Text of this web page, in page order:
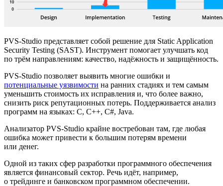
PVS‑Studio представляет собой решение для Static Application
Security Testing (SAST). Инструмент помогает улучшать код
по трём направлениям: качество, надёжность и защищённость.
PVS‑Studio позволяет выявить многие ошибки и
потенциальные уязвимости на ранних стадиях и тем самым
уменьшить стоимость их иcправления и, что более важно,
снизить риск репутационных потерь. Поддерживается анализ
программ на языках: C, C++, C#, Java.
Анализатор PVS‑Studio крайне востребован там, где любая
ошибка может привести к большим потерям времени
или денег.
Одной из таких сфер разработки программного обеспечения
является финансовый сектор. Речь идёт, например,
о трейдинге и банковском программном обеспечении.